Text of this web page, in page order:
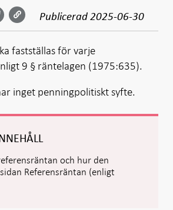
flik
Publicerad 2025-06-30
fastställas för varje
9 § räntelagen (1975:635).
inget penningpolitiskt syfte.
och hur den
Referensräntan (enligt